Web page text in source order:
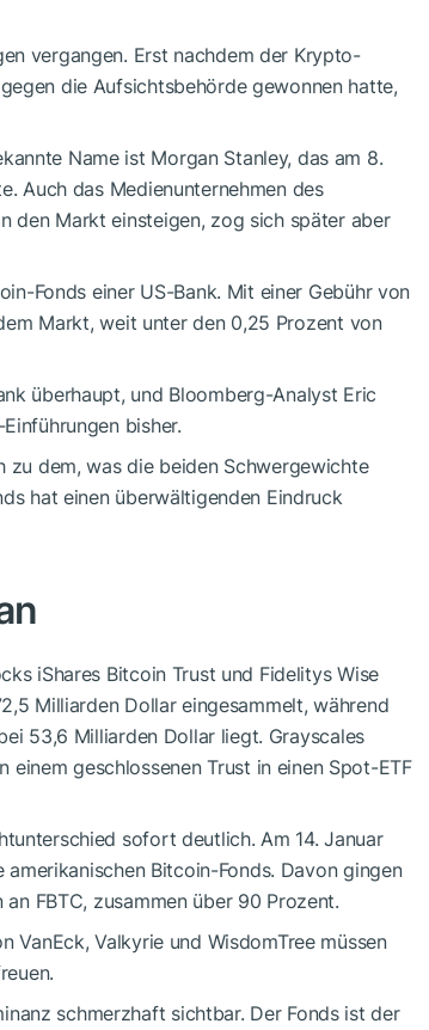
vergangen. Erst nachdem der Krypto-
die Aufsichtsbehörde gewonnen hatte,
Name ist Morgan Stanley, das am 8.
Auch das Medienunternehmen des
den Markt einsteigen, zog sich später aber
Fonds einer US-Bank. Mit einer Gebühr von
Markt, weit unter den 0,25 Prozent von
überhaupt, und Bloomberg-Analyst Eric
bisher.
zu dem, was die beiden Schwergewichte
hat einen überwältigenden Eindruck
iShares Bitcoin Trust und Fidelitys Wise
Milliarden Dollar eingesammelt, während
53,6 Milliarden Dollar liegt. Grayscales
geschlossenen Trust in einen Spot-ETF
sofort deutlich. Am 14. Januar
Bitcoin-Fonds. Davon gingen
FBTC, zusammen über 90 Prozent.
VanEck, Valkyrie und WisdomTree müssen
schmerzhaft sichtbar. Der Fonds ist der